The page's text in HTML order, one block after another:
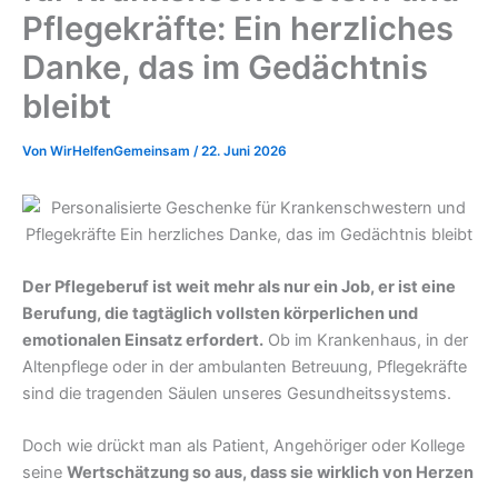
Pflegekräfte: Ein herzliches
Danke, das im Gedächtnis
bleibt
Von WirHelfenGemeinsam /22. Juni 2026
Der Pflegeberuf ist weit mehr als nur ein Job, er ist eine
Berufung, die tagtäglich vollsten körperlichen und
emotionalen Einsatz erfordert. Ob im Krankenhaus, in der
Altenpflege oder in der ambulanten Betreuung, Pflegekräfte
sind die tragenden Säulen unseres Gesundheitssystems.
Doch wie drückt man als Patient, Angehöriger oder Kollege
seine Wertschätzung so aus, dass sie wirklich von Herzen